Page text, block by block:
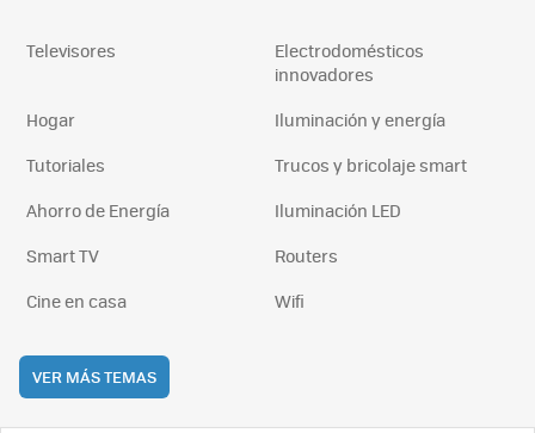
Televisores
Electrodomésticos
innovadores
Hogar
Iluminación y energía
Tutoriales
Trucos y bricolaje smart
Ahorro de Energía
Iluminación LED
Smart TV
Routers
Cine en casa
Wifi
VER MÁS TEMAS